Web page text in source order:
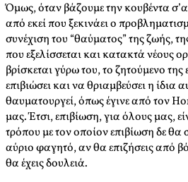
Όμως, όταν βάζουμε την κουβέντα
από εκεί που ξεκινάει ο
συνέχιση του “θαύματος” της ζωής,
που εξελίσσεται και κατακτά νέους
βρίσκεται γύρω του, το ζητούμενο της
επιβιώσει και να θριαμβεύσει η ίδια
θαυματουργεί, όπως έγινε από τον
μας. Έτσι, επιβίωση, για όλους μας,
τρόπου με τον οποίον επιβίωση δε θα
αύριο φαγητό, αν θα επιζήσεις από
θα έχεις δουλειά.